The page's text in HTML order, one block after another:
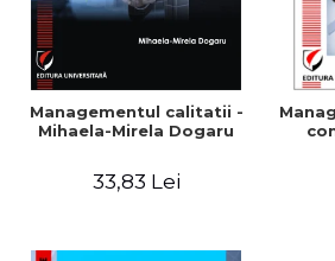
Managementul calitatii -
Mihaela-Mirela Dogaru
33,83 Lei